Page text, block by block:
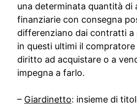
una determinata quantità di
finanziarie con consegna
differenziano dai contratti a
in questi ultimi il compratore
diritto ad acquistare o a
impegna a farlo.
– Giardinetto: insieme di